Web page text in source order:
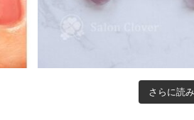
さらに読